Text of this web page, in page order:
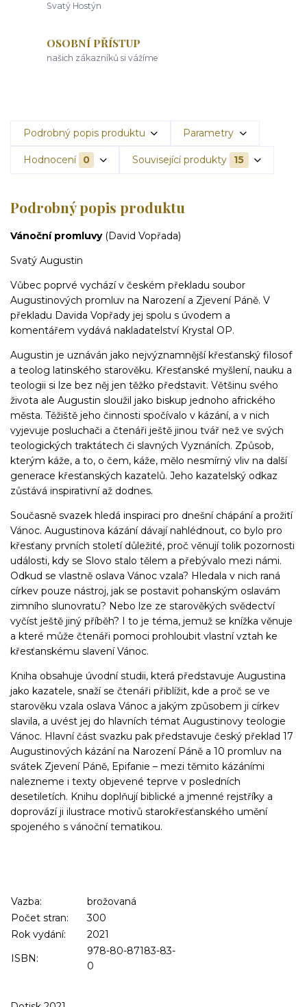
Svatý Hostýn
OSOBNÍ PŘÍSTUP
našich zákazníků si vážíme
Podrobný popis produktu Parametry
Hodnocení 0 Související produkty 15
Podrobný popis produktu
Vánoční promluvy (David Vopřada)
Svatý Augustin
Vůbec poprvé vychází v českém překladu soubor
Augustinových promluv na Narození a Zjevení Páně. V
překladu Davida Vopřady jej spolu s úvodem a
komentářem vydává nakladatelství Krystal OP.
Augustin je uznáván jako nejvýznamnější křesťanský filosof
a teolog latinského starověku. Křesťanské myšlení, nauku a
teologii si lze bez něj jen těžko představit. Většinu svého
života ale Augustin sloužil jako biskup jednoho afrického
města. Těžiště jeho činnosti spočívalo v kázání, a v nich
vyjevuje posluchači a čtenáři ještě jinou tvář než ve svých
teologických traktátech či slavných Vyznáních. Způsob,
kterým káže, a to, o čem, káže, mělo nesmírný vliv na další
generace křesťanských kazatelů. Jeho kazatelský odkaz
zůstává inspirativní až dodnes.
Současně svazek hledá inspiraci pro dnešní chápání a prožití
Vánoc. Augustinova kázání dávají nahlédnout, co bylo pro
křesťany prvních století důležité, proč věnují tolik pozornosti
události, kdy se Slovo stalo tělem a přebývalo mezi námi.
Odkud se vlastně oslava Vánoc vzala? Hledala v nich raná
církev pouze nástroj, jak se postavit pohanským oslavám
zimního slunovratu? Nebo lze ze starověkých svědectví
vyčíst ještě jiný příběh? I to je téma, jemuž se knížka věnuje
a které může čtenáři pomoci prohloubit vlastní vztah ke
křesťanskému slavení Vánoc.
Kniha obsahuje úvodní studii, která představuje Augustina
jako kazatele, snaží se čtenáři přiblížit, kde a proč se ve
starověku vzala oslava Vánoc a jakým způsobem ji církev
slavila, a uvést jej do hlavních témat Augustinovy teologie
Vánoc. Hlavní část svazku pak představuje český překlad 17
Augustinových kázání na Narození Páně a 10 promluv na
svátek Zjevení Páně, Epifanie – mezi těmito kázáními
nalezneme i texty objevené teprve v posledních
desetiletích. Knihu doplňují biblické a jmenné rejstříky a
doprovází ji ilustrace motivů starokřesťanského umění
spojeného s vánoční tematikou.
Vazba:
brožovaná
Počet stran:
300
Rok vydání:
2021
ISBN:
978-80-87183-83-
0